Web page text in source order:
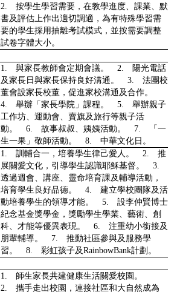
2. 按學生學習需要，在教學進度、課業、默
書及評估上作出適切調適，為有特殊學習需
要的學生採用抽離考試模式，並按需要調整
試卷字體大小。
1. 與家長教師會定期會議。 2. 陽光電話
及家長日與家長保持良好溝通。 3. 法團校
董會設家長校董，促進家校溝通及合作。
4. 舉辦「家長學院」課程。 5. 舉辦親子
工作坊、運動會、賣旗及旅行等親子活
動。 6. 故事叔叔、姨姨活動。 7. 「一
生一果」敬師活動。 8. 中華文化日。
1. 訓輔合一，培養學生律己愛人。 2. 推
展關愛文化，引導學生認識耶穌基督。 3.
透過週會、講座、靈命培育課及輔導活動，
培育學生良好品德。 4. 建立學校團隊及活
動培養學生的領導才能。 5. 設李仲賢博士
紀念基金獎學金，獎勵學生學業、藝術、創
科、才能等優異表現。 6. 注重幼小銜接及
朋輩輔導。 7. 推動社區參與及服務學
習。 8. 彩虹孩子及RainbowBank計劃。
1. 師生家長共建健康生活關愛校園。
2. 攜手走出校園，連接社區和大自然成為